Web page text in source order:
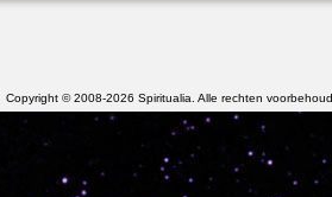
Copyright © 2008-2026 Spiritualia. Alle rechten